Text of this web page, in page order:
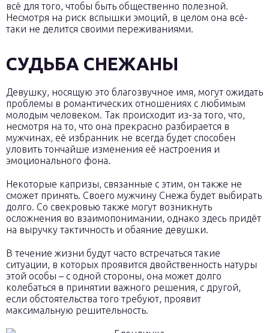
всё для того, чтобы быть общественно полезной.
Несмотря на риск вспышки эмоций, в целом она всё-
таки не делится своими переживаниями.
СУДЬБА СНЕЖАНЫ
Девушку, носящую это благозвучное имя, могут ожидать
проблемы в романтических отношениях с любимым
молодым человеком. Так происходит из-за того, что,
несмотря на то, что она прекрасно разбирается в
мужчинах, её избранник не всегда будет способен
уловить тончайше изменения её настроения и
эмоционального фона.
Некоторые капризы, связанные с этим, он также не
сможет принять. Своего мужчину Снежа будет выбирать
долго. Со свекровью также могут возникнуть
осложнения во взаимопонимании, однако здесь придёт
на выручку тактичность и обаяние девушки.
В течение жизни будут часто встречаться такие
ситуации, в которых проявится двойственность натуры
этой особы – с одной стороны, она может долго
колебаться в принятии важного решения, с другой,
если обстоятельства того требуют, проявит
максимальную решительность.